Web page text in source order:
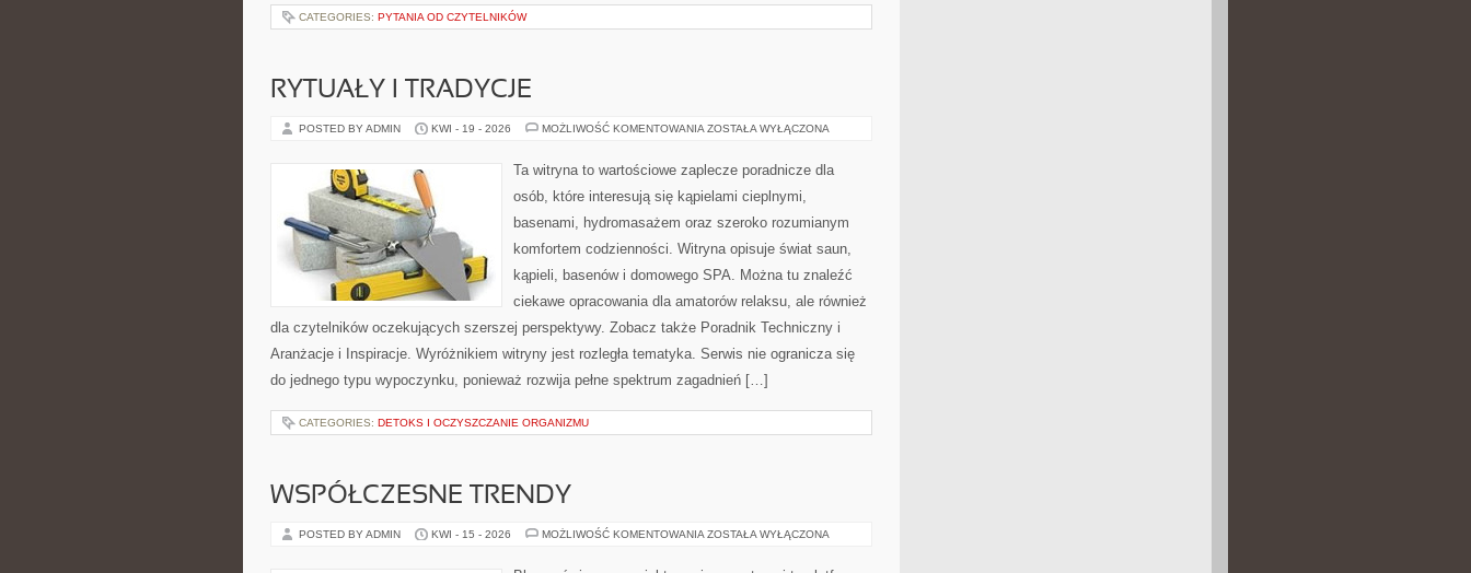
CATEGORIES: PYTANIA OD CZYTELNIKÓW
RYTUAŁY I TRADYCJE
POSTED BY ADMIN KWI - 19 - 2026 MOŻLIWOŚĆ KOMENTOWANIA RYTUAŁY
ZOSTAŁA WYŁĄCZONA
Ta witryna to wartościowe zaplecze poradnicze dla
osób, które interesują się kąpielami cieplnymi,
basenami, hydromasażem oraz szeroko rozumianym
komfortem codzienności. Witryna opisuje świat saun,
kąpieli, basenów i domowego SPA. Można tu znaleźć
ciekawe opracowania dla amatorów relaksu, ale również
dla czytelników oczekujących szerszej perspektywy. Zobacz także Poradnik Techniczny i
Aranżacje i Inspiracje. Wyróżnikiem witryny jest rozległa tematyka. Serwis nie ogranicza się
do jednego typu wypoczynku, ponieważ rozwija pełne spektrum zagadnień […]
CATEGORIES: DETOKS I OCZYSZCZANIE ORGANIZMU
WSPÓŁCZESNE TRENDY
POSTED BY ADMIN KWI - 15 - 2026 MOŻLIWOŚĆ KOMENTOWANIA WSPÓŁCZESNE
ZOSTAŁA WYŁĄCZONA